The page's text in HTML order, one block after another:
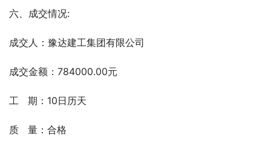
六、成交情况:
成交人：豫达建工集团有限公司
成交金额：784000.00元
工   期：10日历天
质   量：合格